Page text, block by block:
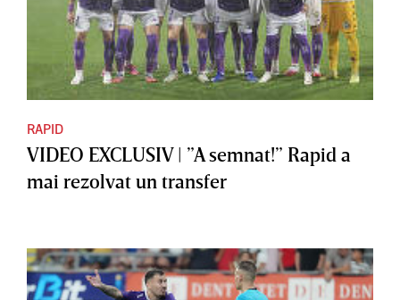
RAPID
VIDEO EXCLUSIV | ”A semnat!” Rapid a
mai rezolvat un transfer